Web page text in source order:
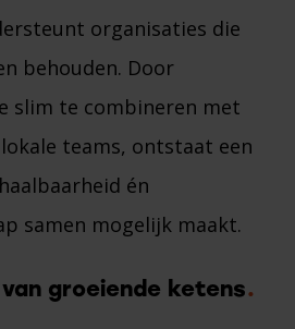
organisaties die
behouden. Door
slim te combineren met
teams, ontstaat een
én
samen mogelijk maakt.
groeiende ketens